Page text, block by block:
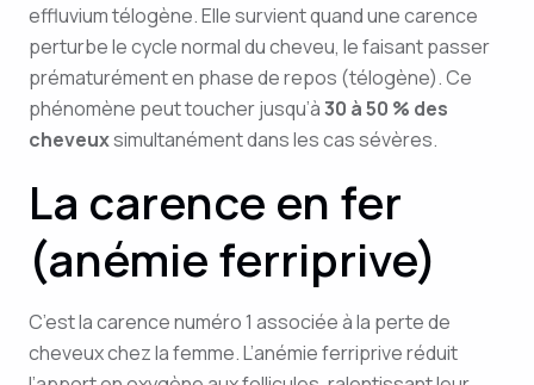
effluvium télogène. Elle survient quand une carence
perturbe le cycle normal du cheveu, le faisant passer
prématurément en phase de repos (télogène). Ce
phénomène peut toucher jusqu’à30 à 50 % des
cheveuxsimultanément dans les cas sévères.
La carence en fer
(anémie ferriprive)
C’est la carence numéro 1 associée à la perte de
cheveux chez la femme. L’anémie ferriprive réduit